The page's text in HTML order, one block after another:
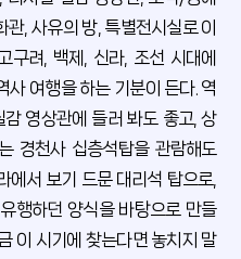
, 사유의 방, 특별전시실로 이
구려, 백제, 신라, 조선 시대에
사 여행을 하는 기분이 든다. 역
영상관에 들러 봐도 좋고, 상
경천사 십층석탑을 관람해도
에서 보기 드문 대리석 탑으로,
행하던 양식을 바탕으로 만들
이 시기에 찾는다면 놓치지 말